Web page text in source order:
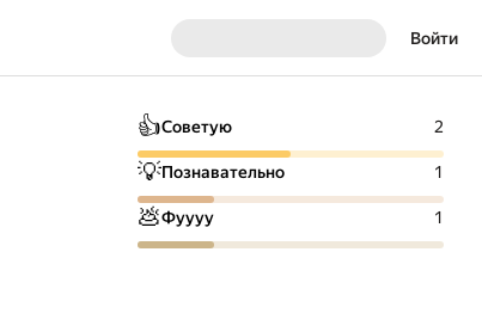
Войти
👍Советую 2
💡Познавательно 1
💩Фуууу 1